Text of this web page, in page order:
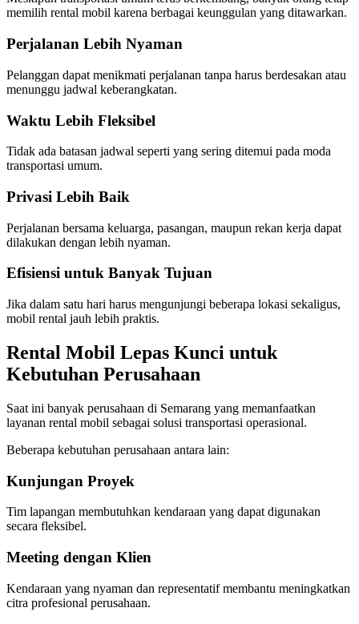
memilih rental mobil karena berbagai keunggulan yang ditawarkan.
Perjalanan Lebih Nyaman
Pelanggan dapat menikmati perjalanan tanpa harus berdesakan atau
menunggu jadwal keberangkatan.
Waktu Lebih Fleksibel
Tidak ada batasan jadwal seperti yang sering ditemui pada moda
transportasi umum.
Privasi Lebih Baik
Perjalanan bersama keluarga, pasangan, maupun rekan kerja dapat
dilakukan dengan lebih nyaman.
Efisiensi untuk Banyak Tujuan
Jika dalam satu hari harus mengunjungi beberapa lokasi sekaligus,
mobil rental jauh lebih praktis.
Rental Mobil Lepas Kunci untuk
Kebutuhan Perusahaan
Saat ini banyak perusahaan di Semarang yang memanfaatkan
layanan rental mobil sebagai solusi transportasi operasional.
Beberapa kebutuhan perusahaan antara lain:
Kunjungan Proyek
Tim lapangan membutuhkan kendaraan yang dapat digunakan
secara fleksibel.
Meeting dengan Klien
Kendaraan yang nyaman dan representatif membantu meningkatkan
citra profesional perusahaan.